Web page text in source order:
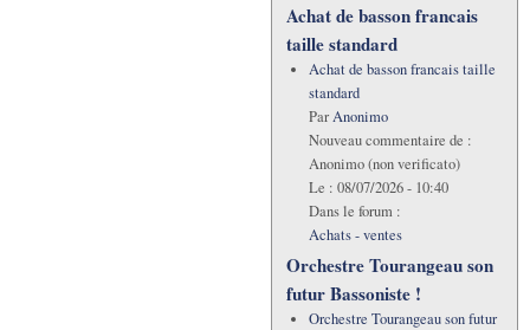
Achat de basson francais
taille standard
Achat de basson francais taille
standard
ParAnonimo
Nouveau commentaire de :
Anonimo (non verificato)
Le : 08/07/2026 - 10:40
Dans le forum :
Achats - ventes
Orchestre Tourangeau son
futur Bassoniste !
Orchestre Tourangeau son futur